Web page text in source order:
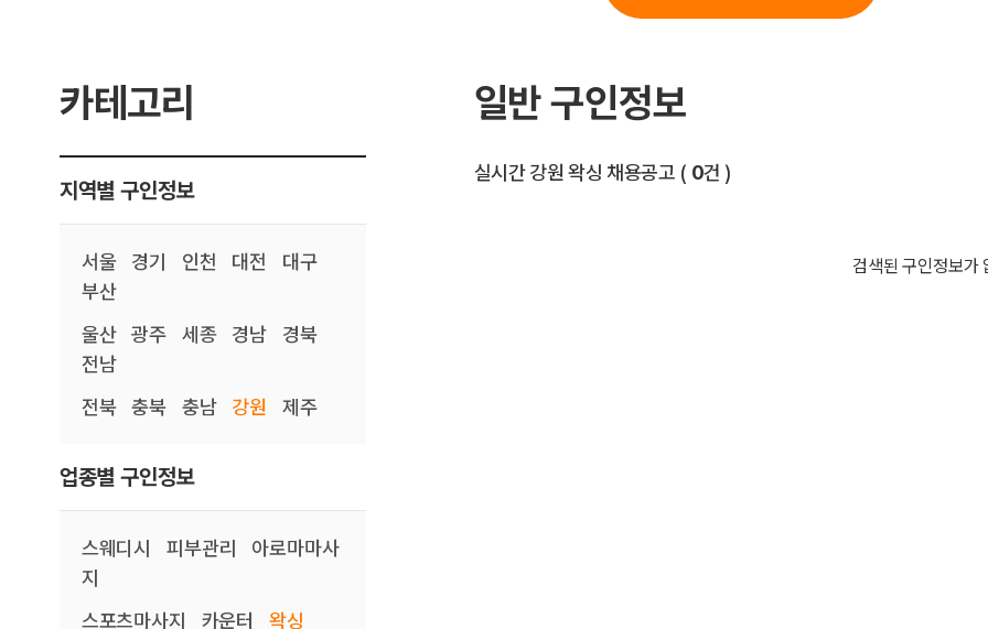
카테고리
지역별 구인정보
서울 경기 인천 대전
대구
부산
울산
광주 세종 경남
경북
전남
전북
충북 충남 강원 제주
업종별 구인정보
스웨디시 피부관리
아로마마사
지
스포츠마사지
카운터
왁싱
일반 구인정보
실시간 강원 왁싱 채용공고 전체 목록
( 0건 )
검색된 구인정보가